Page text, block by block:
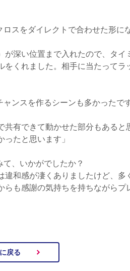
スをダイレクトで合わせた形に
が深い位置まで入れたので、タイ
くれました。相手に当たってラ
ンスを作るシーンも多かったで
有できて動かせた部分もあると
たと思います」
、いかがでしたか？
違和感が凄くありましたけど、多
も感謝の気持ちを持ちながらプ
戻る